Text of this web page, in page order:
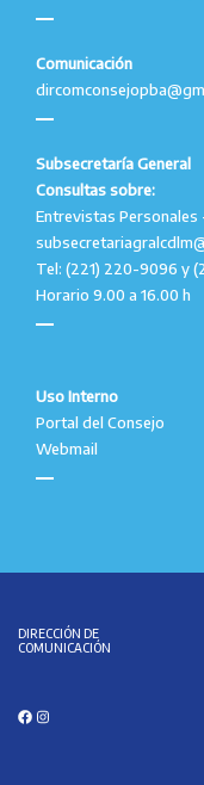
Comunicación
Subsecretaría General
Consultas sobre:
Entrevistas Personales
Tel: (221) 220-9096 y
Horario 9.00 a 16.00 h
Uso Interno
Portal del Consejo
Webmail
DIRECCIÓN DE
COMUNICACIÓN